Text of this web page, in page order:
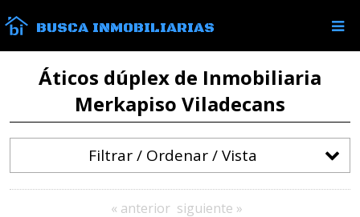
BUSCA INMOBILIARIAS
Áticos dúplex de Inmobiliaria
Merkapiso Viladecans
Filtrar / Ordenar / Vista
« anterior siguiente »